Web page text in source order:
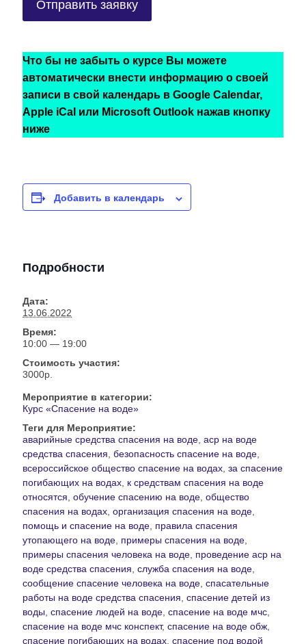
Что бы не забыть о курсе Вы можете
автоматически внести информацию о своей
записи в свой календарь в Google Calendar,
Apple iCal или Microsoft Outlook нажав кнопку
ниже
Добавить в календарь
Подробности
Дата:
13.06.2022
Время:
10:00 — 19:00
Стоимость участия:
3000р.
Мероприятие в категории:
Курс «Спасение на воде»
Теги для Мероприятие:
аварийные средства спасения на воде ,аср на воде
средства спасения ,безопасность спасение на воде
всероссийское общество спасение на водах ,за спасение
погибающих на водах к средствам спасения на воде
относятся ,обучение спасению на воде ,общество
спасения на водах ,организация спасения на воде
помощь и спасение на воде правила спасения
утопающего на воде примеры спасения на воде
примеры спасения человека на воде проведение аср на
воде средства спасения ,служба спасения на воде
сообщение спасение человека на воде ,спасательные
работы на воде средства спасения ,спасение детей из
воды ,спасение людей на воде ,спасение на воде мчс
спасение на воде мчс конспект,спасение на воде обж
спасение погибающих на водах ,спасение под водой